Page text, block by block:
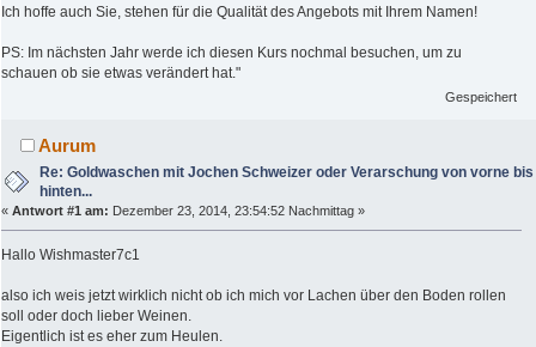
Ich hoffe auch Sie, stehen für die Qualität des Angebots mit Ihrem Namen!
PS: Im nächsten Jahr werde ich diesen Kurs nochmal besuchen, um zu
schauen ob sie etwas verändert hat."
Gespeichert
Aurum
Re: Goldwaschen mit Jochen Schweizer oder Verarschung von vorne bis
hinten...
« Antwort #1 am: Dezember 23, 2014, 23:54:52 Nachmittag »
Hallo Wishmaster7c1
also ich weis jetzt wirklich nicht ob ich mich vor Lachen über den Boden rollen
soll oder doch lieber Weinen.
Eigentlich ist es eher zum Heulen.